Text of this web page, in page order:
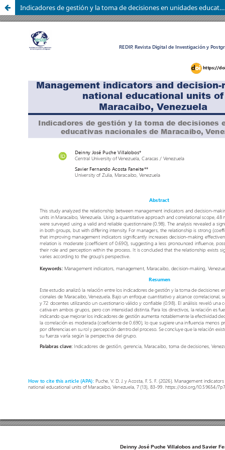
Indicadores de gestión y la toma de decisiones en unidades educativas nacionales de Maracaibo, Venezuela